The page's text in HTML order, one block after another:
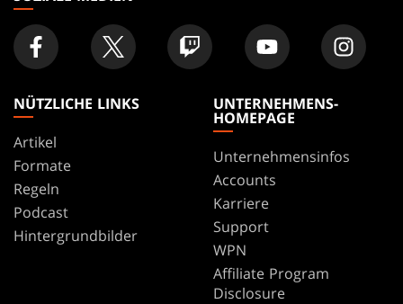
NÜTZLICHE LINKS
Artikel
Formate
Regeln
Podcast
Hintergrundbilder
UNTERNEHMENS-
HOMEPAGE
Unternehmensinfos
Accounts
Karriere
Support
WPN
Affiliate Program
Disclosure